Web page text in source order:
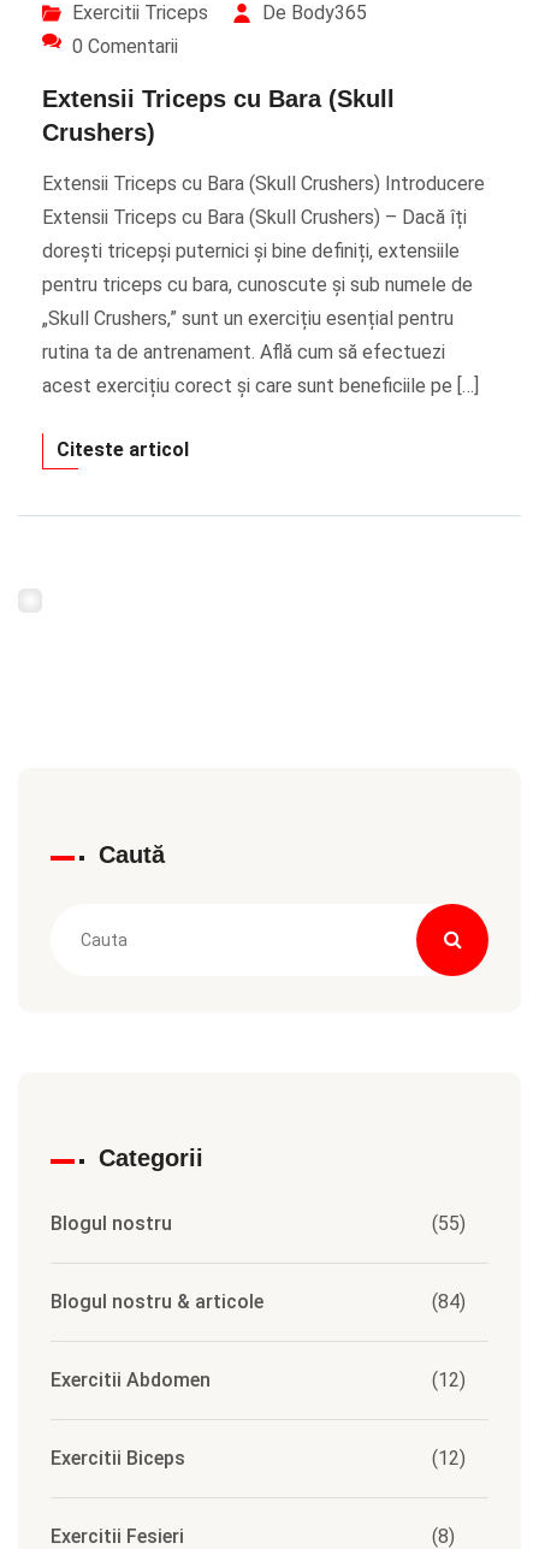
Exercitii Triceps
De Body365
0 Comentarii
Extensii Triceps cu Bara (Skull
Crushers)
Extensii Triceps cu Bara (Skull Crushers) Introducere
Extensii Triceps cu Bara (Skull Crushers) – Dacă îți
dorești tricepși puternici și bine definiți, extensiile
pentru triceps cu bara, cunoscute și sub numele de
„Skull Crushers,” sunt un exercițiu esențial pentru
rutina ta de antrenament. Află cum să efectuezi
acest exercițiu corect și care sunt beneficiile pe […]
Citeste articol
Caută
Categorii
Blogul nostru (55)
Blogul nostru & articole (84)
Exercitii Abdomen (12)
Exercitii Biceps (12)
Exercitii Fesieri (8)